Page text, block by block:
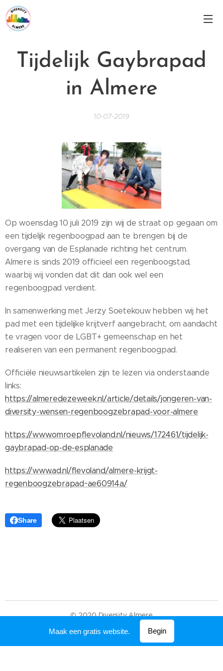
Tijdelijk Gaybrapad
in Almere
10-07-2019
Op woensdag 10 juli 2019 zijn wij de straat op gegaan om
een tijdelijk regenboogpad aan te brengen bij de
overgang van de Esplanade richting het centrum.
Almere is sinds 2019 officieel een regenboogstad,
waarbij wij vonden dat dit dan ook wel een
regenboogpad verdient.
In samenwerking met Jerzy Soetekouw hebben wij het
pad met een tijdelijke krijtverf aangebracht, om aandacht
te vragen voor de LGBT+ gemeenschap en het
realiseren van een permanent regenboogpad.
Officiële nieuwsartikelen zijn te lezen via onderstaande
links:
https://almeredezeweek.nl/article/details/jongeren-van-
diversity-wensen-regenboogzebrapad-voor-almere
https://www.omroepflevoland.nl/nieuws/172461/tijdelijk-
gaybrapad-op-de-esplanade
https://www.ad.nl/flevoland/almere-krijgt-
regenboogzebrapad~ae60914a/
Share
© 2020 Diversity Almere
Mogelijk gemaakt door
Webnode
Maak een gratis website. Begin